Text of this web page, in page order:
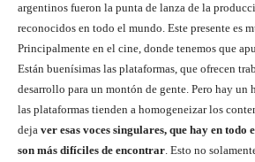
argentinos fueron la punta de lanza de la
reconocidos en todo el mundo. Este presente es
Principalmente en el cine, donde tenemos que
Están buenísimas las plataformas, que ofrecen
desarrollo para un montón de gente. Pero hay un
las plataformas tienden a homogeneizar los
deja ver esas voces singulares, que hay en todo
son más difíciles de encontrar . Esto no